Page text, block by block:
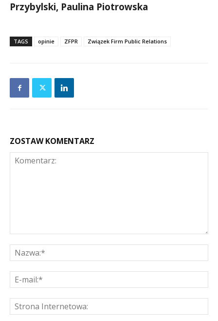
Przybylski, Paulina Piotrowska
TAGS opinie ZFPR Związek Firm Public Relations
ZOSTAW KOMENTARZ